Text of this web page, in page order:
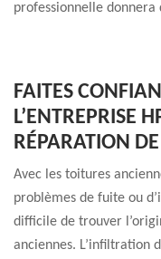
professionnelle donnera
FAITES
L’ENTREPRISE
RÉPARATION
Avec les toitures
problèmes de fuite ou
difficile de trouver
anciennes. L’infiltration